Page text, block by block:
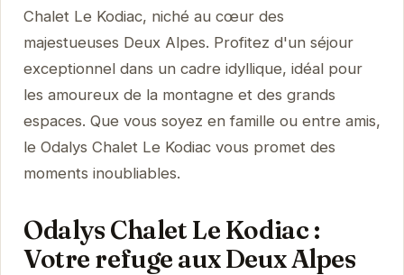
Chalet Le Kodiac, niché au cœur des
majestueuses Deux Alpes. Profitez d'un séjour
exceptionnel dans un cadre idyllique, idéal pour
les amoureux de la montagne et des grands
espaces. Que vous soyez en famille ou entre amis,
le Odalys Chalet Le Kodiac vous promet des
moments inoubliables.
Odalys Chalet Le Kodiac :
Votre refuge aux Deux Alpes